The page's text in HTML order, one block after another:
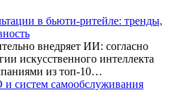
в бьюти-ритейле: тренды,
внедряет ИИ: согласно
искусственного интеллекта
из топ-10…
систем самообслуживания